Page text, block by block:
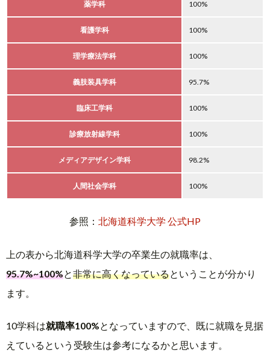
薬学科 100%
看護学科 100%
理学療法学科 100%
義肢装具学科 95.7%
臨床工学科 100%
診療放射線学科 100%
メディアデザイン学科 98.2%
人間社会学科 100%
参照： 北海道科学大学 公式HP
上の表から北海道科学大学の卒業生の就職率は、
95.7%~100%と非常に高くなっているということが分かり
ます。
10学科は就職率100%となっていますので、既に就職を見据
えているという受験生は参考になるかと思います。